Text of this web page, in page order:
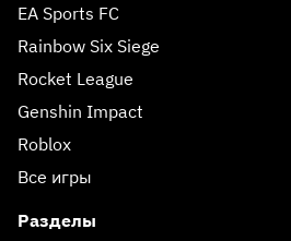
EA Sports FC
Rainbow Six Siege
Rocket League
Genshin Impact
Roblox
Все игры
Разделы